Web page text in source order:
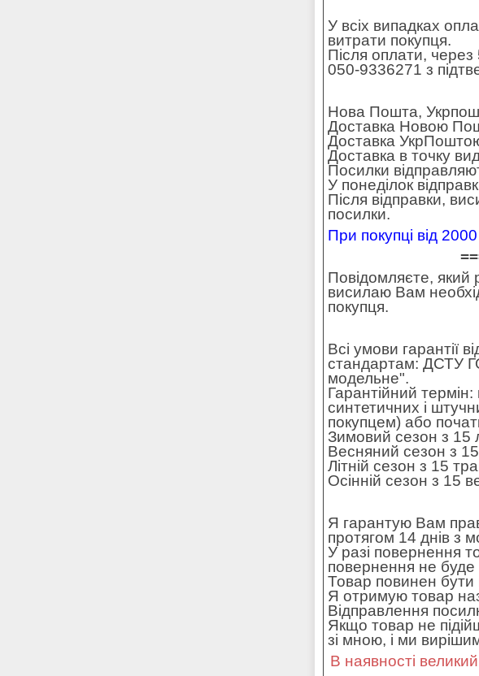
У всіх випадках
витрати покупця.
Після оплати,
050-9336271 з
Нова Пошта,
Доставка Новою
Доставка
Доставка в точку
Посилки
У понеділок
Після відправки,
посилки.
При покупці від
Повідомляєте, який
висилаю Вам
покупця.
Всі умови гарантії
стандартам: ДСТУ
модельне".
Гарантійний
синтетичних і
покупцем) або
Зимовий сезон з 15
Весняний сезон з
Літній сезон з 15
Осінній сезон з 15
Я гарантую Вам
протягом 14 днів з
У разі повернення
повернення не
Товар повинен бути
Я отримую товар
Відправлення
Якщо товар не
зі мною, і ми
В наявності